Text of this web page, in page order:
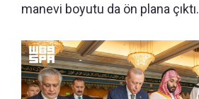
manevi boyutu da ön plana çıktı.